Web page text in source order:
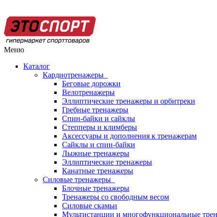
Меню
Каталог
Кардиотренажеры
Беговые дорожки
Велотренажеры
Эллиптические тренажеры и орбитреки
Гребные тренажеры
Спин-байки и сайклы
Степперы и климберы
Аксессуары и дополнения к тренажерам
Сайклы и спин-байки
Лыжные тренажеры
Эллиптические тренажеры
Канатные тренажеры
Силовые тренажеры
Блочные тренажеры
Тренажеры со свободным весом
Силовые скамьи
Мультистанции и многофункциональные